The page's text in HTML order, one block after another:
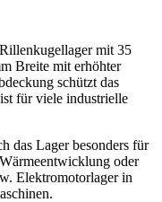
mit 35
Breite mit erhöhter
schützt das
für viele industrielle
das Lager besonders für
oder
Elektromotorlager in